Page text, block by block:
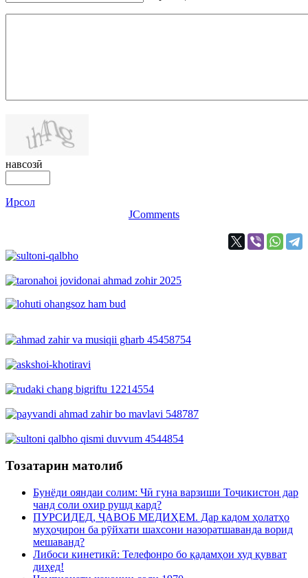
навсозӣ
Ирсол
JComments
Тозатарин матолиб
Бунёди ояндаи солим: Чӣ гуна варзиши Тоҷикистон дар
чанд соли охир рушд кард?
ПУРСИДЕД, ҶАВОБ МЕДИҲЕМ. Дар кадом ҳолатҳо
муҳоҷирон ба рӯйхати шахсони назоратшаванда ворид
мешаванд?
Либоси кинетикӣ: Телефонро бо қадамҳои худ қувват
диҳед!